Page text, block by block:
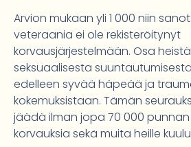
Arvion mukaan yli 1 000 niin
veteraania ei ole rekisteröitynyt
korvausjärjestelmään. Osa
seksuaalisesta
edelleen syvää häpeää ja
kokemuksistaan. Tämän
jäädä ilman jopa 70 000 punnan
korvauksia sekä muita heille